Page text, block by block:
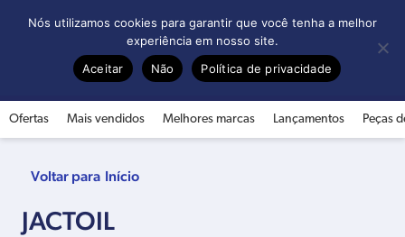
Ofertas Mais vendidos Melhores marcas Lançamentos Peças
Início
JACTOIL
Nós utilizamos cookies para garantir que você tenha a melhor
experiência em nosso site.
Aceitar
Não Política de privacidade